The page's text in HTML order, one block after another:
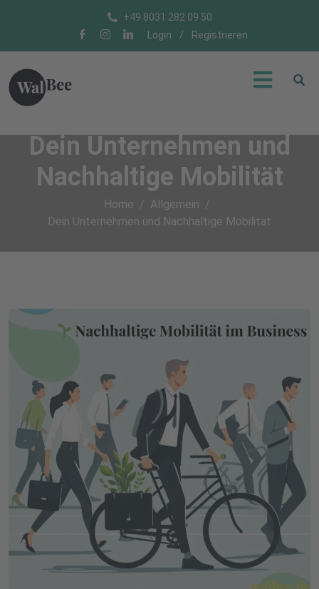
+49 8031 282 09 50
Login
/ Registrieren
Dein Unternehmen und
Nachhaltige Mobilität
Home
Allgemein
Dein Unternehmen und Nachhaltige Mobilität